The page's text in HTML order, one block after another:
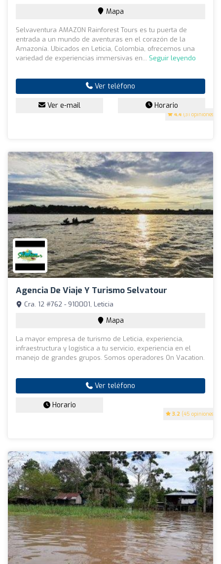
4.4 (31 opiniones)
Mapa
Selvaventura AMAZON Rainforest Tours es tu puerta de
entrada a un mundo de aventuras en el corazón de la
Amazonía. Ubicados en Leticia, Colombia, ofrecemos una
variedad de experiencias immersivas en... Seguir leyendo
Ver teléfono
Ver e-mail Horario
Agencia De Viaje Y Turismo Selvatour
3.2 (45 opiniones)
Cra. 12 #762 - 910001, Leticia
Mapa
La mayor empresa de turismo de Leticia, experiencia,
infraestructura y logística a tu servicio, experiencia en el
manejo de grandes grupos. Somos operadores On Vacation.
Ver teléfono
Horario